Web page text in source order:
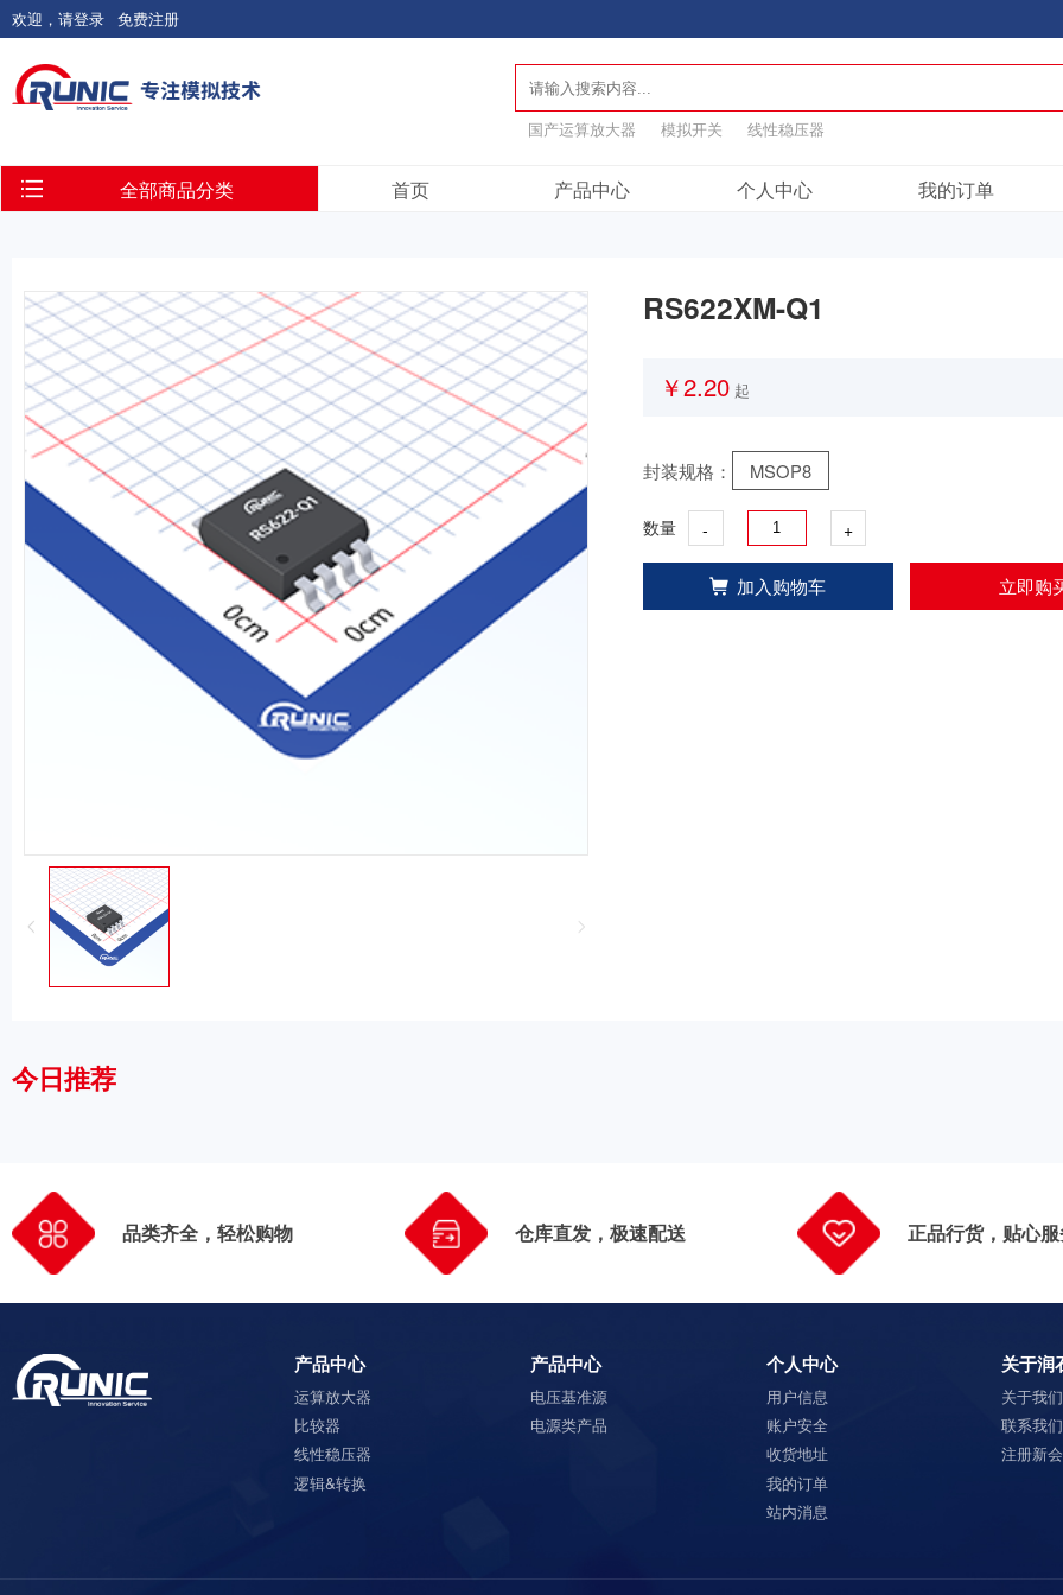
欢迎，请登录 免费注册
国产运算放大器 模拟开关 线性稳压器
全部商品分类 首页 产品中心 个人中心 我的订单
RS622XM-Q1
￥2.20起
封装规格： MSOP8
数量 - +
加入购物车 立即购
今日推荐
品类齐全，轻松购物 仓库直发，极速配送 正品行货，贴心
产品中心
运算放大器
比较器
线性稳压器
逻辑&转换
产品中心
电压基准源
电源类产品
个人中心
用户信息
账户安全
收货地址
我的订单
站内消息
关于润
关于我们
联系我们
注册新